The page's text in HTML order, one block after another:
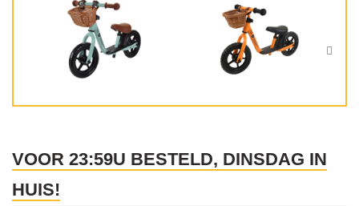
VOOR 23:59U BESTELD, DINSDAG IN
HUIS!